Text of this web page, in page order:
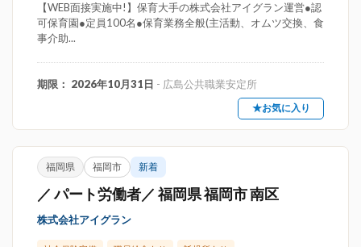
【WEB面接実施中!】保育大手の株式会社アイグラン運営●認
可保育園●定員100名●保育業務全般(主活動、オムツ交換、食
事介助...
期限： 2026年10月31日 - 広島公共職業安定所
★お気に入り
福岡県 福岡市 新着
／ パート労働者／ 福岡県 福岡市 南区
株式会社アイグラン